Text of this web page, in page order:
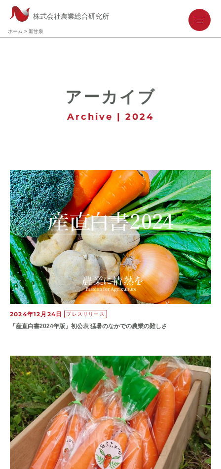
株式会社農業総合研究所
ホーム > 新甘泉
--
アーカイブ
Archive | 2024
2024年12月24日 プレスリリース
「産直白書2024年版」初公表 猛暑のなかでの農業の難しさ